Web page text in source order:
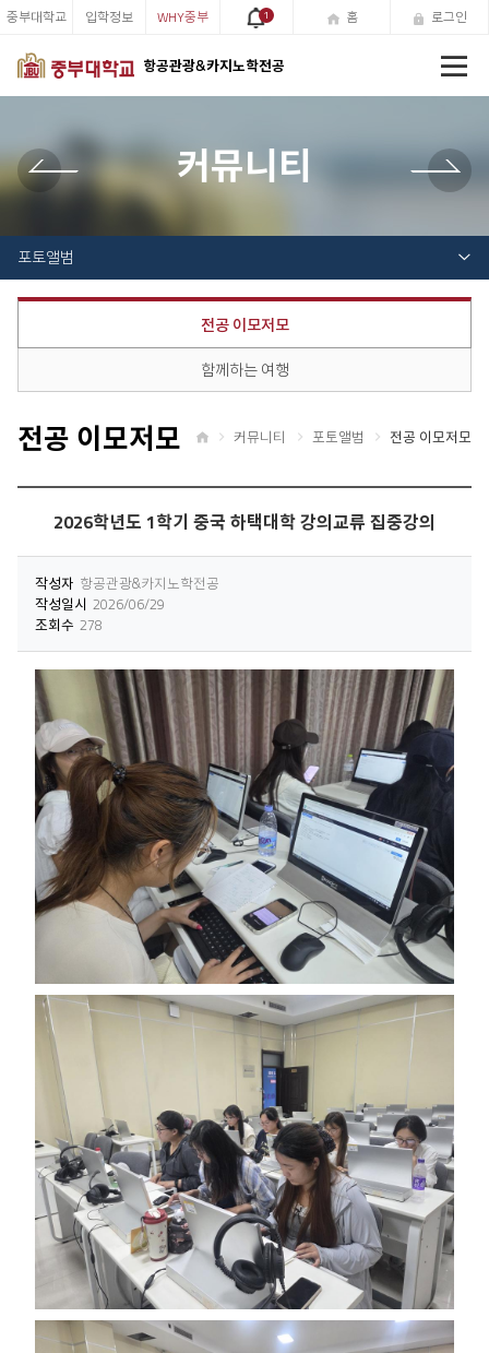
항공관광&카지노학전공
중부대학교 입학정보 WHY중부 1 홈 로그인
커뮤니티
포토앨범
전공 이모저모
함께하는 여행
전공 이모저모 커뮤니티 포토앨범 전공 이모저모
2026학년도 1학기 중국 하택대학 강의교류 집중강의
작성자 항공관광&카지노학전공
작성일시 2026/06/29
조회수 278